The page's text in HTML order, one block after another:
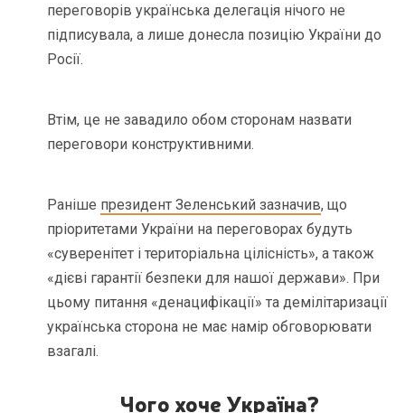
переговорів українська делегація нічого не
підписувала, а лише донесла позицію України до
Росії.
Втім, це не завадило обом сторонам назвати
переговори конструктивними.
Раніше президент Зеленський зазначив, що
пріоритетами України на переговорах будуть
«суверенітет і територіальна цілісність», а також
«дієві гарантії безпеки для нашої держави». При
цьому питання «денацифікації» та демілітаризації
українська сторона не має намір обговорювати
взагалі.
Чого хоче Україна?